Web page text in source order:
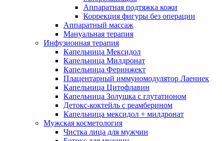
Аппаратная подтяжка кожи
Коррекция фигуры без операции
Аппаратный массаж
Мануальная терапия
Инфузионная терапия
Капельница Мексидол
Капельница Милдронат
Капельница Феринжект
Плацентарный иммуномодулятор Лаеннек
Капельница Цитофлавин
Капельница Золушка с глутатионом
Детокс-коктейль с реамберином
Капельница мексидол + милдронат
Мужская косметология
Чистка лица для мужчин